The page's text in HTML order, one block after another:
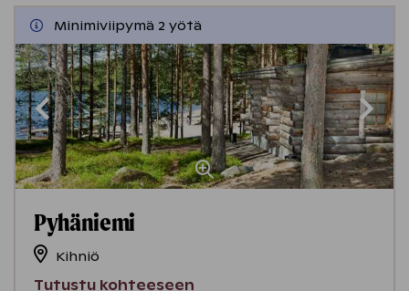
Minimiviipymä 2 yötä
Pyhäniemi
Kihniö
Tutustu kohteeseen